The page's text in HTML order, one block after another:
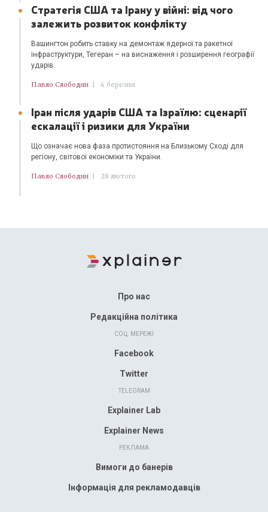
Стратегія США та Ірану у війні: від чого
залежить розвиток конфлікту
Вашингтон робить ставку на демонтаж ядерної та ракетної
інфраструктури, Тегеран – на виснаження і розширення географії
ударів.
Павло Слободян 4 березня
Іран після ударів США та Ізраїлю: сценарії
ескалації і ризики для України
Що означає нова фаза протистояння на Близькому Сході для
регіону, світової економіки та України.
Павло Слободян 28 лютого
Про нас
Редакційна політика
СОЦ. МЕРЕЖІ
Facebook
Twitter
TELEGRAM
Explainer Lab
Explainer News
РЕКЛАМА
Вимоги до банерів
Інформація для рекламодавців